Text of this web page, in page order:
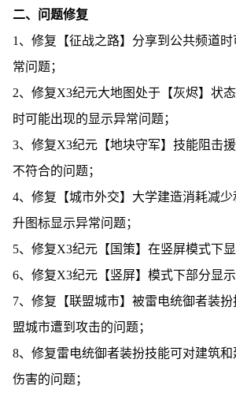
二、问题修复
1、修复【征战之路】分享到公共频道
常问题；
2、修复X3纪元大地图处于【灰烬】状
时可能出现的显示异常问题；
3、修复X3纪元【地块守军】技能阻击
不符合的问题；
4、修复【城市外交】大学建造消耗减
升图标显示异常问题；
5、修复X3纪元【国策】在竖屏模式下显
6、修复X3纪元【竖屏】模式下部分显示
7、修复【联盟城市】被雷电统御者装
盟城市遭到攻击的问题；
8、修复雷电统御者装扮技能可对建筑
伤害的问题；